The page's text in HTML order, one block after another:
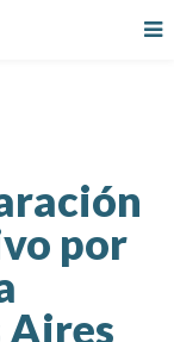
por
Aires